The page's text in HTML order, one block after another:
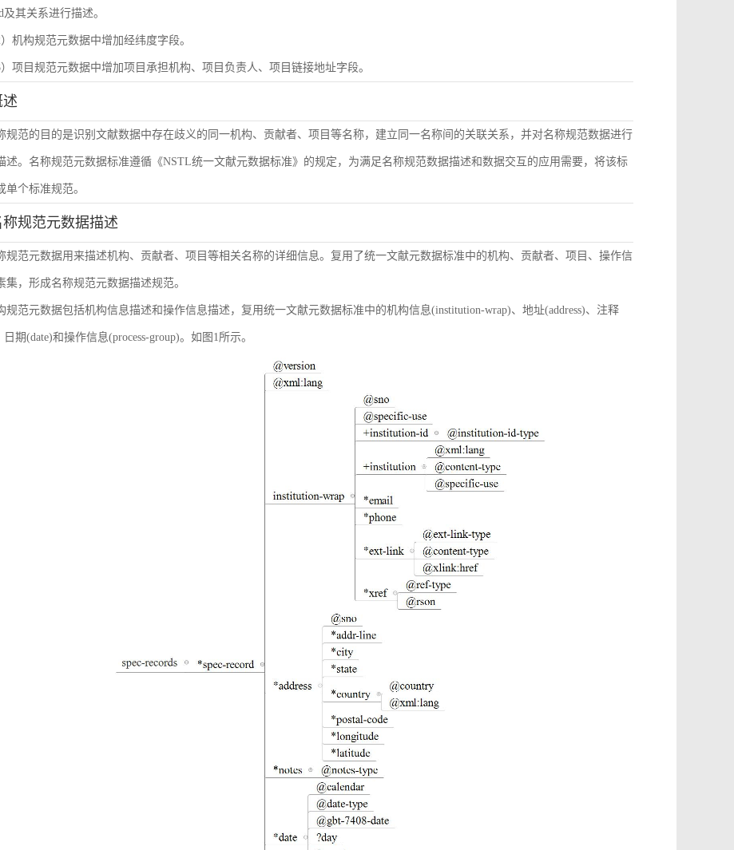
其关系进行描述。
）机构规范元数据中增加经纬度字段。
）项目规范元数据中增加项目承担机构、项目负责人、项目链接地址字段。
述
规范的目的是识别文献数据中存在歧义的同一机构、贡献者、项目等名称，建立同一名称间的关联关系，并对名称规范数据进行
述。名称规范元数据标准遵循《NSTL统一文献元数据标准》的规定，为满足名称规范数据描述和数据交互的应用需要，将该标
单个标准规范。
称规范元数据描述
规范元数据用来描述机构、贡献者、项目等相关名称的详细信息。复用了统一文献元数据标准中的机构、贡献者、项目、操作信
集，形成名称规范元数据描述规范。
规范元数据包括机构信息描述和操作信息描述，复用统一文献元数据标准中的机构信息(institution-wrap)、地址(address)、注释
日期(date)和操作信息(process-group)。如图1所示。